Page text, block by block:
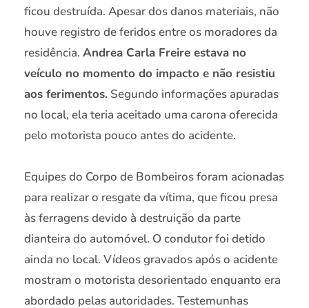
ficou destruída. Apesar dos danos materiais, não
houve registro de feridos entre os moradores da
residência. Andrea Carla Freire estava no
veículo no momento do impacto e não resistiu
aos ferimentos. Segundo informações apuradas
no local, ela teria aceitado uma carona oferecida
pelo motorista pouco antes do acidente.
Equipes do Corpo de Bombeiros foram acionadas
para realizar o resgate da vítima, que ficou presa
às ferragens devido à destruição da parte
dianteira do automóvel. O condutor foi detido
ainda no local. Vídeos gravados após o acidente
mostram o motorista desorientado enquanto era
abordado pelas autoridades. Testemunhas